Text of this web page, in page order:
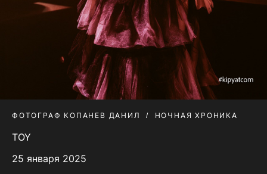
ФОТОГРАФ КОПАНЕВ ДАНИЛ НОЧНАЯ ХРОНИКА
TOY
25 января 2025